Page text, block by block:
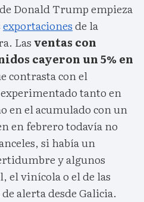
Donald Trump empieza
exportacionesde la
Lasventas con
cayeron un 5% en
contrasta con el
tanto en
en el acumulado con un
en febrero todavía no
si había un
y algunos
el vinícola o el de las
alerta desde Galicia.